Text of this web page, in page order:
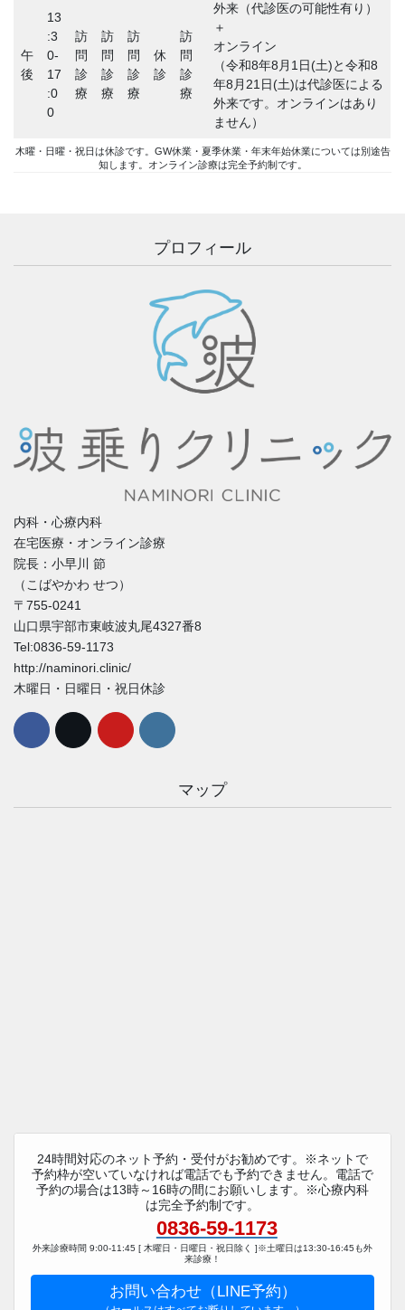
午
後
13
:3
0-
17
:0
0
訪
問
診
療
訪
問
診
療
訪
問
診
療
休
診
訪
問
診
療
外来（代診医の可能性有り）
＋
オンライン
（令和8年8月1日(土)と令和8
年8月21日(土)は代診医による
外来です。オンラインはあり
ません）
木曜・日曜・祝日は休診です。GW休業・夏季休業・年末年始休業については別途告
知します。オンライン診療は完全予約制です。
プロフィール
内科・心療内科
在宅医療・オンライン診療
院長：小早川 節
（こばやかわ せつ）
〒755-0241
山口県宇部市東岐波丸尾4327番8
Tel:0836-59-1173
http://naminori.clinic/
木曜日・日曜日・祝日休診
マップ
24時間対応のネット予約・受付がお勧めです。※ネットで
予約枠が空いていなければ電話でも予約できません。電話で
予約の場合は13時～16時の間にお願いします。※心療内科
は完全予約制です。
0836-59-1173
外来診療時間 9:00-11:45 [ 木曜日・日曜日・祝日除く ]※土曜日は13:30-16:45も外
来診療！
お問い合わせ（LINE予約）